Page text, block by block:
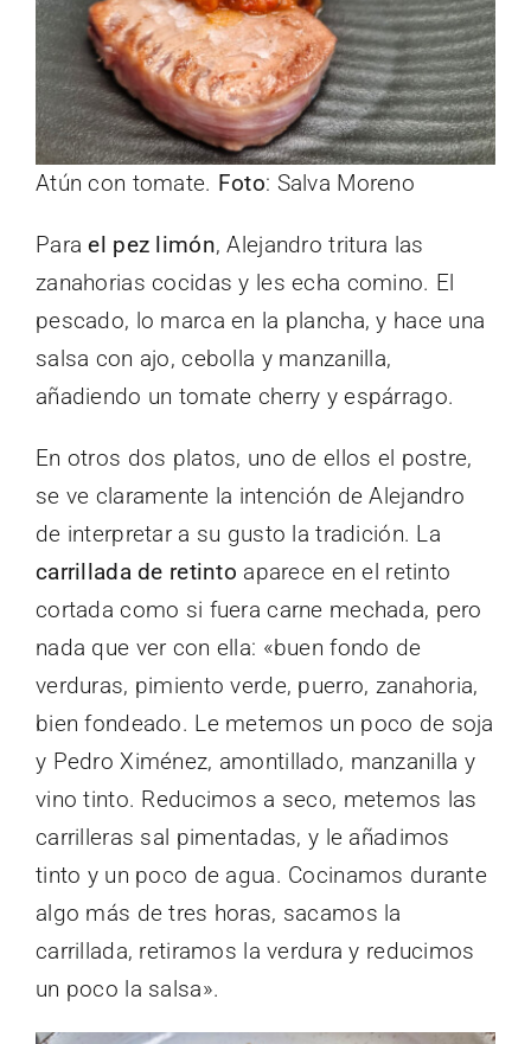
Atún con tomate. Foto: Salva Moreno
Parael pez limón, Alejandro tritura las
zanahorias cocidas y les echa comino. El
pescado, lo marca en la plancha, y hace una
salsa con ajo, cebolla y manzanilla,
añadiendo un tomate cherry y espárrago.
En otros dos platos, uno de ellos el postre,
se ve claramente la intención de Alejandro
de interpretar a su gusto la tradición. La
carrillada de retinto aparece en el retinto
cortada como si fuera carne mechada, pero
nada que ver con ella: «buen fondo de
verduras, pimiento verde, puerro, zanahoria,
bien fondeado. Le metemos un poco de soja
y Pedro Ximénez, amontillado, manzanilla y
vino tinto. Reducimos a seco, metemos las
carrilleras sal pimentadas, y le añadimos
tinto y un poco de agua. Cocinamos durante
algo más de tres horas, sacamos la
carrillada, retiramos la verdura y reducimos
un poco la salsa».